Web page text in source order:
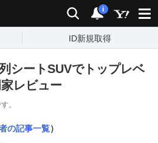
検索 通知
i
ID新規取得
シートSUVでトップレベ
レビュー
。
の記事一覧）